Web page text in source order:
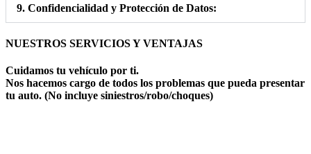
9. Confidencialidad y Protección de Datos:
NUESTROS SERVICIOS Y VENTAJAS
Cuidamos tu vehículo por ti.
Nos hacemos cargo de todos los problemas que pueda presentar
tu auto. (No incluye siniestros/robo/choques)